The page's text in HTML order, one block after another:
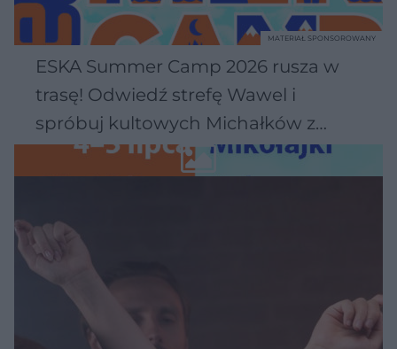
ESKA Summer Camp 2026 rusza w
trasę! Odwiedź strefę Wawel i
spróbuj kultowych Michałków z
Wawelu
MATERIAŁ SPONSOROWANY